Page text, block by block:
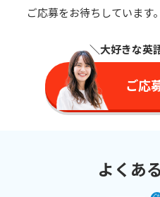
ご応募をお待ちしています。
＼大好きな英
ご応
よくある